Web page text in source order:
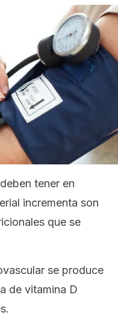
tener en
incrementa son
que se
se produce
de vitamina D